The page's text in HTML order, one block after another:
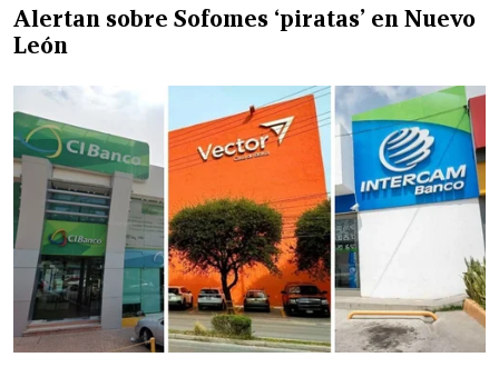
Alertan sobre Sofomes ‘piratas’ en Nuevo
León